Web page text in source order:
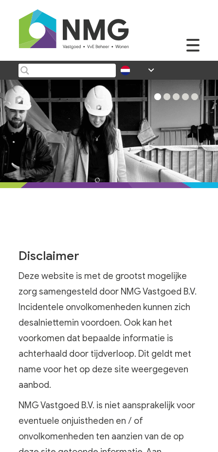
Disclaimer
Deze website is met de grootst mogelijke
zorg samengesteld door NMG Vastgoed B.V.
Incidentele onvolkomenheden kunnen zich
desalniettemin voordoen. Ook kan het
voorkomen dat bepaalde informatie is
achterhaald door tijdverloop. Dit geldt met
name voor het op deze site weergegeven
aanbod.
NMG Vastgoed B.V. is niet aansprakelijk voor
eventuele onjuistheden en / of
onvolkomenheden ten aanzien van de op